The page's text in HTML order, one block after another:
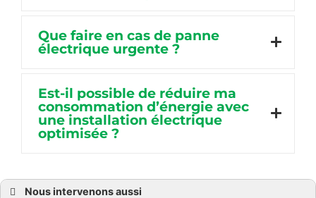
Que faire en cas de panne
électrique urgente ?
Est-il possible de réduire ma
consommation d’énergie avec
une installation électrique
optimisée ?
Nous intervenons aussi